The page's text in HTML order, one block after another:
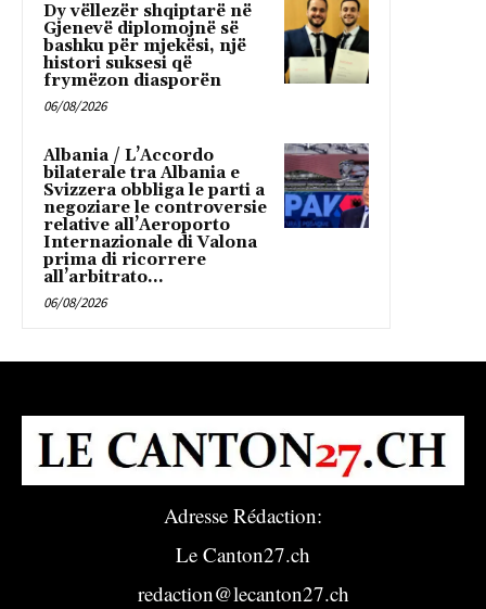
Dy vëllezër shqiptarë në
Gjenevë diplomojnë së
bashku për mjekësi, një
histori suksesi që
frymëzon diasporën
06/08/2026
Albania / L’Accordo
bilaterale tra Albania e
Svizzera obbliga le parti a
negoziare le controversie
relative all’Aeroporto
Internazionale di Valona
prima di ricorrere
all’arbitrato...
06/08/2026
Adresse Rédaction:
Le Canton27.ch
redaction@lecanton27.ch